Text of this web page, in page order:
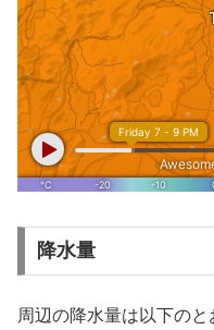
降水量
周辺の降水量は以下のと